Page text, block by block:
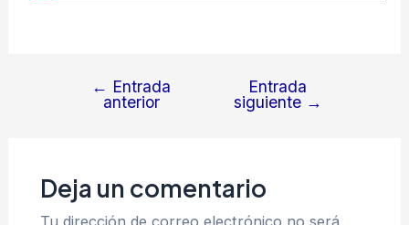
Navegación
← Entrada
anterior
Entrada
siguiente →
Deja un comentario